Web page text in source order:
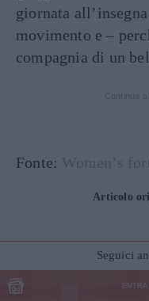
giornata
movimento e –
compagnia di un
Fonte: Women’s
Articolo
Seguici